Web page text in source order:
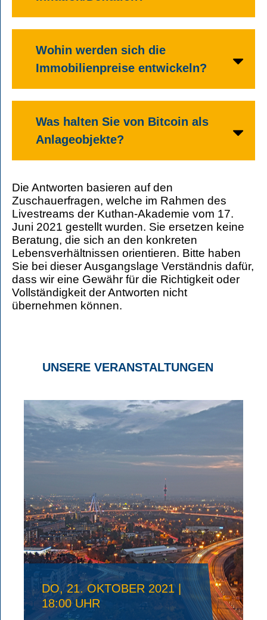
Wohin werden sich die
Immobilienpreise entwickeln?
Was halten Sie von Bitcoin als
Anlageobjekte?
Die Antworten basieren auf den
Zuschauerfragen, welche im Rahmen des
Livestreams der Kuthan-Akademie vom 17.
Juni 2021 gestellt wurden. Sie ersetzen keine
Beratung, die sich an den konkreten
Lebensverhältnissen orientieren. Bitte haben
Sie bei dieser Ausgangslage Verständnis dafür,
dass wir eine Gewähr für die Richtigkeit oder
Vollständigkeit der Antworten nicht
übernehmen können.
UNSERE VERANSTALTUNGEN
DO, 21. OKTOBER 2021 |
18:00 UHR